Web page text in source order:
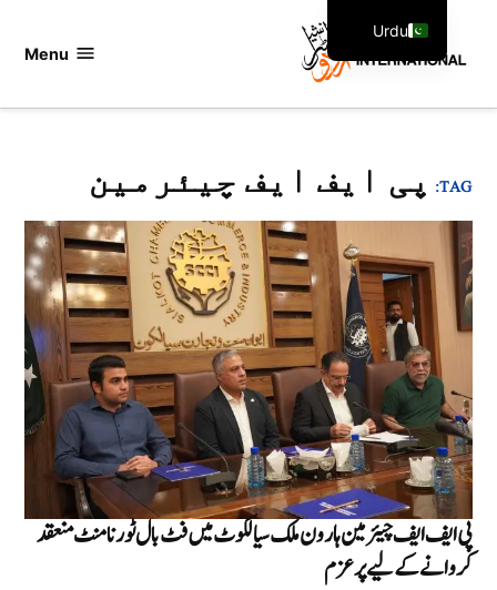
Menu
TAG: پی ایف ایف چیئرمین
پی ایف ایف چیئرمین ہارون ملک سیالکوٹ میں فٹ بال ٹورنامنٹ منعقد
کروانے کے لیے پرعزم
Urdu
English